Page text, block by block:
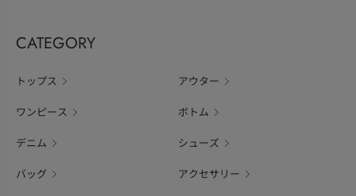
CATEGORY
トップス アウター
ワンピース ボトム
デニム シューズ
バッグ アクセサリー